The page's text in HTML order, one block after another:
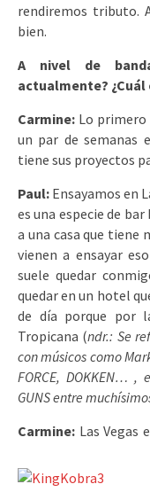
rendiremos tributo.
bien.
A nivel de
actualmente?
Carmine: Lo primero
un par de semanas
tiene sus proyectos
Paul: Ensayamos en
es una especie de
a una casa que tiene
vienen a ensayar
suele quedar
quedar en un hotel
de día porque por
Tropicana (ndr.: Se
con músicos como
FORCE, DOKKEN…
GUNS entre
Carmine: Las Vegas